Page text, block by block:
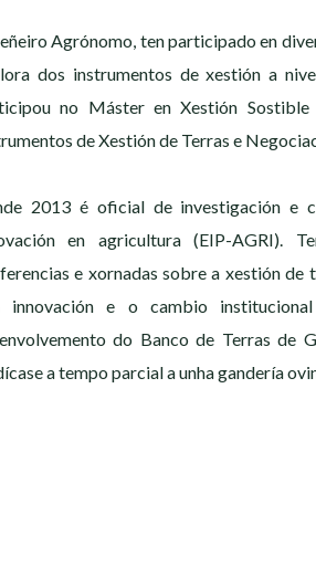
Agrónomo, ten participado en
dos instrumentos de xestión a
no Máster en Xestión
de Xestión de Terras e
2013 é oficial de investigación e
en agricultura (EIP-AGRI).
e xornadas sobre a xestión
innovación e o cambio
do Banco de Terras de
a tempo parcial a unha gandería